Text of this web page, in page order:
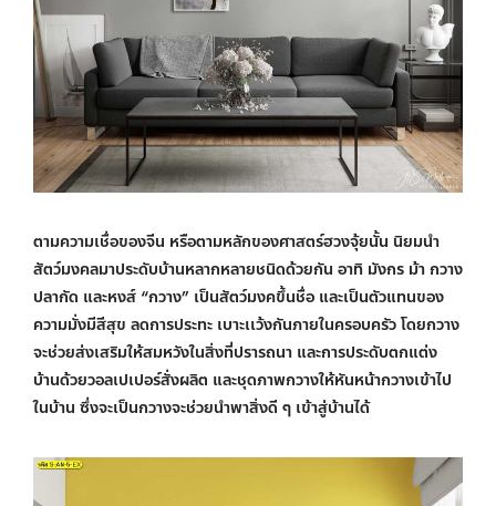
ตามความเชื่อของจีน หรือตามหลักของศาสตร์ฮวงจุ้ยนั้น นิยมนำ
สัตว์มงคลมาประดับบ้านหลากหลายชนิดด้วยกัน อาทิ มังกร ม้า กวาง
ปลากัด และหงส์ “กวาง” เป็นสัตว์มงคขึ้นชื่อ และเป็นตัวแทนของ
ความมั่งมีสีสุข ลดการประทะ เบาะเเว้งกันภายในครอบครัว โดยกวาง
จะช่วยส่งเสริมให้สมหวังในสิ่งที่ปรารถนา และการประดับตกแต่ง
บ้านด้วยวอลเปเปอร์สั่งผลิต และชุดภาพกวางให้หันหน้ากวางเข้าไป
ในบ้าน ซึ่งจะเป็นกวางจะช่วยนำพาสิ่งดี ๆ เข้าสู่บ้านได้